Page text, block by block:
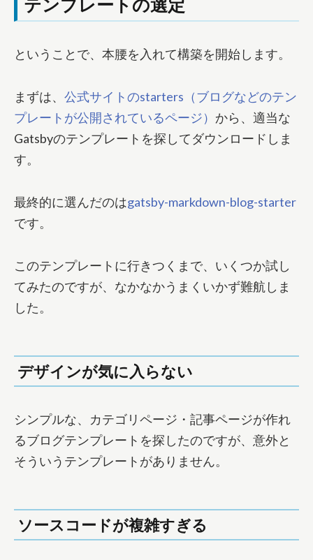
ということで、本腰を入れて構築を開始します。
まずは、 公式サイトのstarters（ブログなどのテン
プレートが公開されているページ） から、適当な
Gatsbyのテンプレートを探してダウンロードしま
す。
最終的に選んだのはgatsby-markdown-blog-starter
です。
このテンプレートに行きつくまで、いくつか試し
てみたのですが、なかなかうまくいかず難航しま
した。
デザインが気に入らない
シンプルな、カテゴリページ・記事ページが作れ
るブログテンプレートを探したのですが、意外と
そういうテンプレートがありません。
ソースコードが複雑すぎる